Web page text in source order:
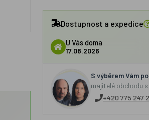
Dostupnost a expedice
U Vás doma
17.08.2026
S výběrem Vám
majitelé obchodu
+420 775 247